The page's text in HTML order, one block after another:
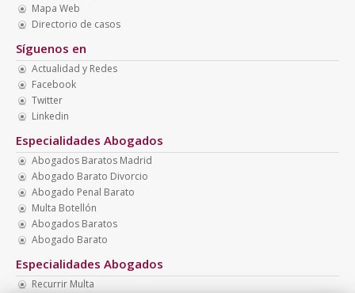
Mapa Web
Directorio de casos
Síguenos en
Actualidad y Redes
Facebook
Twitter
Linkedin
Especialidades Abogados
Abogados Baratos Madrid
Abogado Barato Divorcio
Abogado Penal Barato
Multa Botellón
Abogados Baratos
Abogado Barato
Especialidades Abogados
Recurrir Multa